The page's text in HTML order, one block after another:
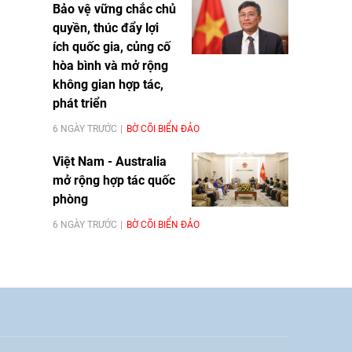
Bảo vệ vững chắc chủ
quyền, thúc đẩy lợi
ích quốc gia, củng cố
hòa bình và mở rộng
không gian hợp tác,
phát triển
6 NGÀY TRƯỚC BỜ CÕI BIỂN ĐẢO
Việt Nam - Australia
mở rộng hợp tác quốc
phòng
6 NGÀY TRƯỚC BỜ CÕI BIỂN ĐẢO